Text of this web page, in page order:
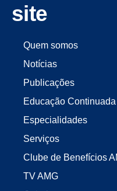
site
Quem somos
Notícias
Publicações
Educação Continuada
Especialidades
Serviços
Clube de Benefícios
TV AMG